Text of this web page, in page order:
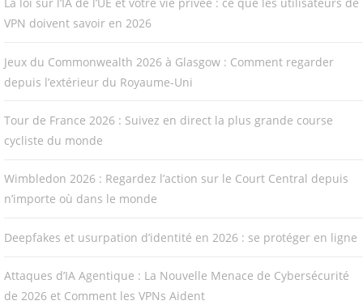
VPN doivent savoir en 2026
Jeux du Commonwealth 2026 à Glasgow : Comment regarder
depuis l’extérieur du Royaume-Uni
Tour de France 2026 : Suivez en direct la plus grande course
cycliste du monde
Wimbledon 2026 : Regardez l’action sur le Court Central depuis
n’importe où dans le monde
Deepfakes et usurpation d’identité en 2026 : se protéger en ligne
Attaques d’IA Agentique : La Nouvelle Menace de Cybersécurité
de 2026 et Comment les VPNs Aident